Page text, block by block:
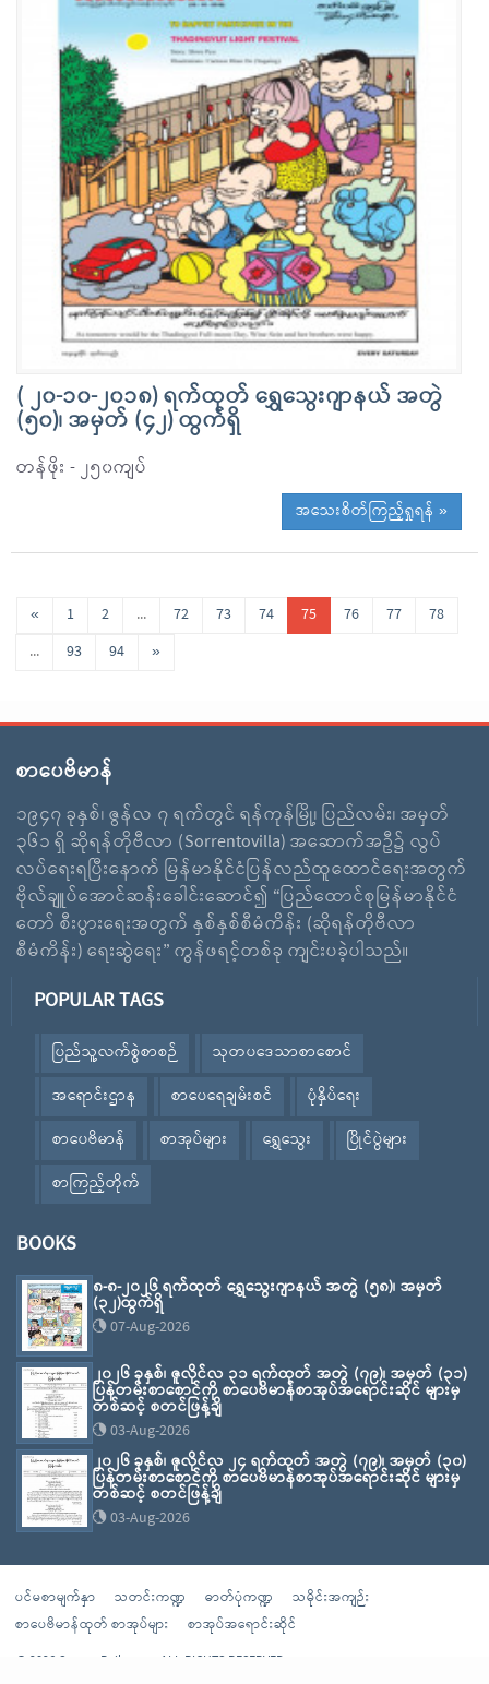
( ၂၀-၁၀-၂၀၁၈) ရက်ထုတ် ရွှေသွေးဂျာနယ် အတွဲ
(၅၀)၊ အမှတ် (၄၂) ထွက်ရှိ
တန်ဖိုး - ၂၅၀ကျပ်
အသေးစိတ်ကြည့်ရှုရန် »
« 1 2 ... 72 73 74 75 76 77
78
...
93 94 »
စာပေဗိမာန်
၁၉၄၇ ခုနှစ်၊ ဇွန်လ ၇ ရက်တွင် ရန်ကုန်မြို့၊ ပြည်လမ်း၊ အမှတ်
၃၆၁ ရှိ ဆိုရန်တိုဗီလာ (Sorrentovilla) အဆောက်အဦ၌ လွပ်
လပ်ရေးရပြီးနောက် မြန်မာနိုင်ငံပြန်လည်ထူထောင်ရေးအတွက်
ဗိုလ်ချူပ်အောင်ဆန်းခေါင်းဆောင်၍ “ပြည်ထောင်စုမြန်မာနိုင်ငံ
တော် စီးပွားရေးအတွက် နှစ်နှစ်စီမံကိန်း (ဆိုရန်တိုဗီလာ
စီမံကိန်း) ရေးဆွဲရေး” ကွန်ဖရင့်တစ်ခု ကျင်းပခဲ့ပါသည်။
POPULAR TAGS
ပြည်သူ့လက်စွဲစာစဉ်
သုတပဒေသာစာစောင်
အရောင်းဌာန
စာပေရေချမ်းစင်
ပုံနှိပ်ရေး
စာပေဗိမာန်
စာအုပ်များ ရွှေသွေး
ပြိုင်ပွဲများ
စာကြည့်တိုက်
BOOKS
၈-၈-၂၀၂၆ ရက်ထုတ် ရွှေသွေးဂျာနယ် အတွဲ (၅၈)၊ အမှတ်
(၃၂)ထွက်ရှိ
07-Aug-2026
၂၀၂၆ ခုနှစ်၊ ဇူလိုင်လ ၃၁ ရက်ထုတ် အတွဲ (၇၉)၊ အမှတ် (၃၁)
ပြန်တမ်းစာစောင်ကို စာပေဗိမာန်စာအုပ်အရောင်းဆိုင် များမှ
တစ်ဆင့် စတင်ဖြန့်ချိ
03-Aug-2026
၂၀၂၆ ခုနှစ်၊ ဇူလိုင်လ ၂၄ ရက်ထုတ် အတွဲ (၇၉)၊ အမှတ် (၃၀)
ပြန်တမ်းစာစောင်ကို စာပေဗိမာန်စာအုပ်အရောင်းဆိုင် များမှ
တစ်ဆင့် စတင်ဖြန့်ချိ
03-Aug-2026
ပင်မစာမျက်နှာ သတင်းကဏ္ဍ ဓာတ်ပုံကဏ္ဍ
သမိုင်းအကျဉ်း
စာပေဗိမာန်ထုတ် စာအုပ်များ
စာအုပ်အရောင်းဆိုင်
© 2026 Sarpay Beikman - ALL RIGHTS RESERVED